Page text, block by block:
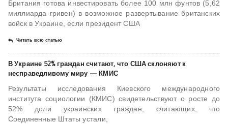
Британия готова инвестировать более 100 млн фунтов (5,62
миллиарда гривен) в возможное развертывание британских
войск в Украине, если президент США
Читать всю статью
В Украине 52% граждан считают, что США склоняют к
несправедливому миру — КМИС
Результаты исследования Киевского международного
института социологии (КМИС) свидетельствуют о росте до
52% доли украинских граждан, считающих, что
Соединенные Штаты устали,